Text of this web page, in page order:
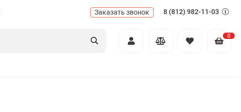
Заказать звонок 8 (812) 982-11-03
0